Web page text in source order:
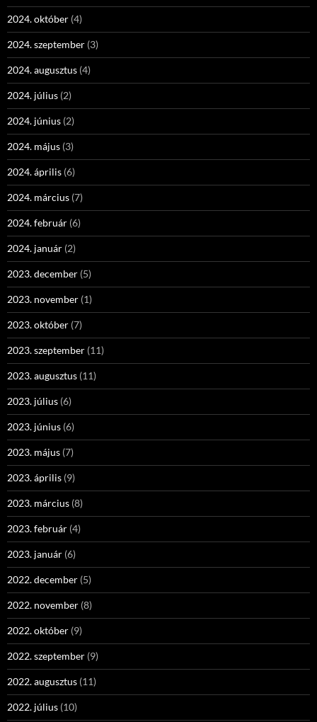
2024. október (4)
2024. szeptember (3)
2024. augusztus (4)
2024. július (2)
2024. június (2)
2024. május (3)
2024. április (6)
2024. március (7)
2024. február (6)
2024. január (2)
2023. december (5)
2023. november (1)
2023. október (7)
2023. szeptember (11)
2023. augusztus (11)
2023. július (6)
2023. június (6)
2023. május (7)
2023. április (9)
2023. március (8)
2023. február (4)
2023. január (6)
2022. december (5)
2022. november (8)
2022. október (9)
2022. szeptember (9)
2022. augusztus (11)
2022. július (10)